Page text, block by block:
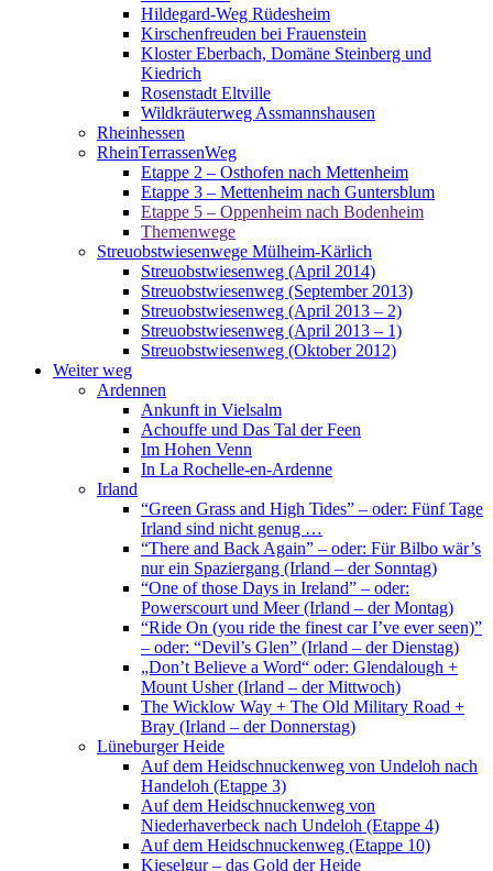
Hildegard-Weg Rüdesheim
Kirschenfreuden bei Frauenstein
Kloster Eberbach, Domäne Steinberg und
Kiedrich
Rosenstadt Eltville
Wildkräuterweg Assmannshausen
Rheinhessen
RheinTerrassenWeg
Etappe 2 – Osthofen nach Mettenheim
Etappe 3 – Mettenheim nach Guntersblum
Etappe 5 – Oppenheim nach Bodenheim
Themenwege
Streuobstwiesenwege Mülheim-Kärlich
Streuobstwiesenweg (April 2014)
Streuobstwiesenweg (September 2013)
Streuobstwiesenweg (April 2013 – 2)
Streuobstwiesenweg (April 2013 – 1)
Streuobstwiesenweg (Oktober 2012)
Weiter weg
Ardennen
Ankunft in Vielsalm
Achouffe und Das Tal der Feen
Im Hohen Venn
In La Rochelle-en-Ardenne
Irland
“Green Grass and High Tides” – oder: Fünf Tage
Irland sind nicht genug …
“There and Back Again” – oder: Für Bilbo wär’s
nur ein Spaziergang (Irland – der Sonntag)
“One of those Days in Ireland” – oder:
Powerscourt und Meer (Irland – der Montag)
“Ride On (you ride the finest car I’ve ever seen)”
– oder: “Devil’s Glen” (Irland – der Dienstag)
„Don’t Believe a Word“ oder: Glendalough +
Mount Usher (Irland – der Mittwoch)
The Wicklow Way + The Old Military Road +
Bray (Irland – der Donnerstag)
Lüneburger Heide
Auf dem Heidschnuckenweg von Undeloh nach
Handeloh (Etappe 3)
Auf dem Heidschnuckenweg von
Niederhaverbeck nach Undeloh (Etappe 4)
Auf dem Heidschnuckenweg (Etappe 10)
Kieselgur – das Gold der Heide